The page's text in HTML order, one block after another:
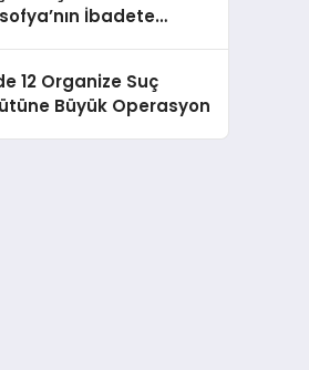
İbadete
12 Organize Suç
Büyük Operasyon